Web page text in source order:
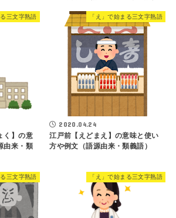
三文字熟語
く】の意
由来・類
「え」で始まる三文字熟語
2020.04.24
江戸前【えどまえ】の意味と使い
方や例文（語源由来・類義語）
三文字熟語 「え」で始まる三文字熟語